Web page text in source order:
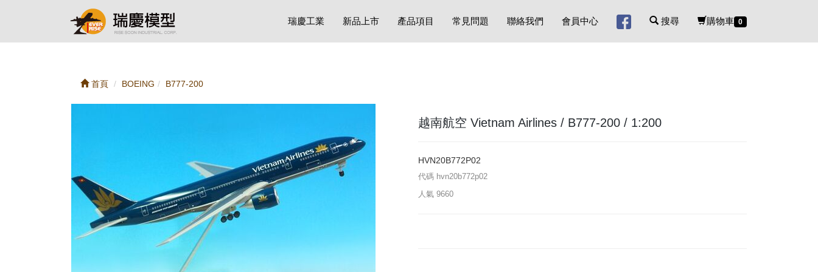
瑞慶工業 新品上市 產品項目 常見問題 聯絡我們 會員中心 搜尋 購物車 0
首頁 BOEING B777-200
越南航空 Vietnam Airlines / B777-200 / 1:200
HVN20B772P02
代碼 hvn20b772p02
人氣 9660